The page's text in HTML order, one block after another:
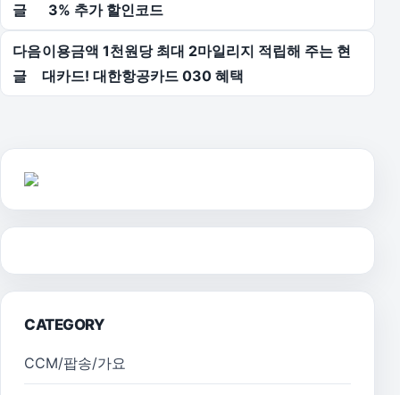
글
3% 추가 할인코드
다음
글
이용금액 1천원당 최대 2마일리지 적립해 주는 현
대카드! 대한항공카드 030 혜택
CATEGORY
CCM/팝송/가요